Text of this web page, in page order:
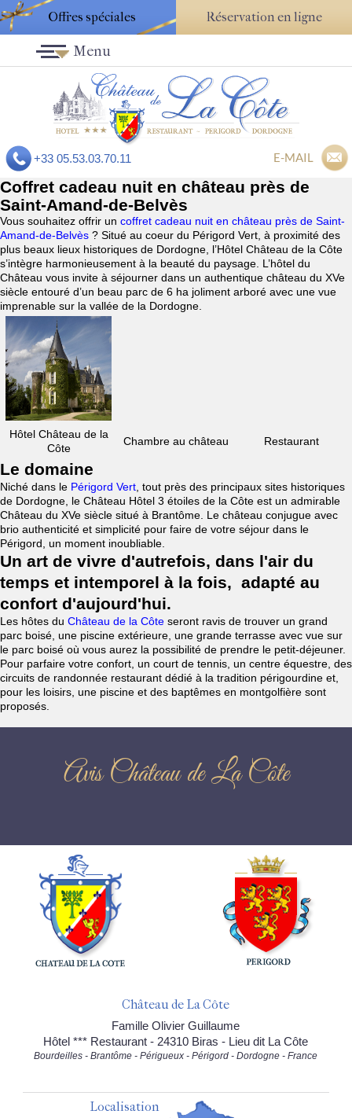
Offres spéciales Réservation en ligne
+33 05.53.03.70.11 E-MAIL
Menu
Coffret cadeau nuit en château près de
Saint-Amand-de-Belvès
Vous souhaitez offrir un coffret cadeau nuit en château près de Saint-
Amand-de-Belvès ? Situé au coeur du Périgord Vert, à proximité des
plus beaux lieux historiques de Dordogne, l’Hôtel Château de la Côte
s’intègre harmonieusement à la beauté du paysage. L’hôtel du
Château vous invite à séjourner dans un authentique château du XVe
siècle entouré d’un beau parc de 6 ha joliment arboré avec une vue
imprenable sur la vallée de la Dordogne.
Hôtel Château de la
Côte
Chambre au château Restaurant
Le domaine
Niché dans le Périgord Vert , tout près des principaux sites historiques
de Dordogne, le Château Hôtel 3 étoiles de la Côte est un admirable
Château du XVe siècle situé à Brantôme. Le château conjugue avec
brio authenticité et simplicité pour faire de votre séjour dans le
Périgord, un moment inoubliable.
Un art de vivre d'autrefois, dans l'air du
temps et intemporel à la fois, adapté au
confort d'aujourd'hui.
Les hôtes du Château de la Côte seront ravis de trouver un grand
parc boisé, une piscine extérieure, une grande terrasse avec vue sur
le parc boisé où vous aurez la possibilité de prendre le petit-déjeuner.
Pour parfaire votre confort, un court de tennis, un centre équestre, des
circuits de randonnée restaurant dédié à la tradition périgourdine et,
pour les loisirs, une piscine et des baptêmes en montgolfière sont
proposés.
Avis Château de La Côte
Château de La Côte
Famille Olivier Guillaume
Hôtel *** Restaurant - 24310 Biras - Lieu dit La Côte
Bourdeilles - Brantôme - Périgueux - Périgord - Dordogne - France
Localisation